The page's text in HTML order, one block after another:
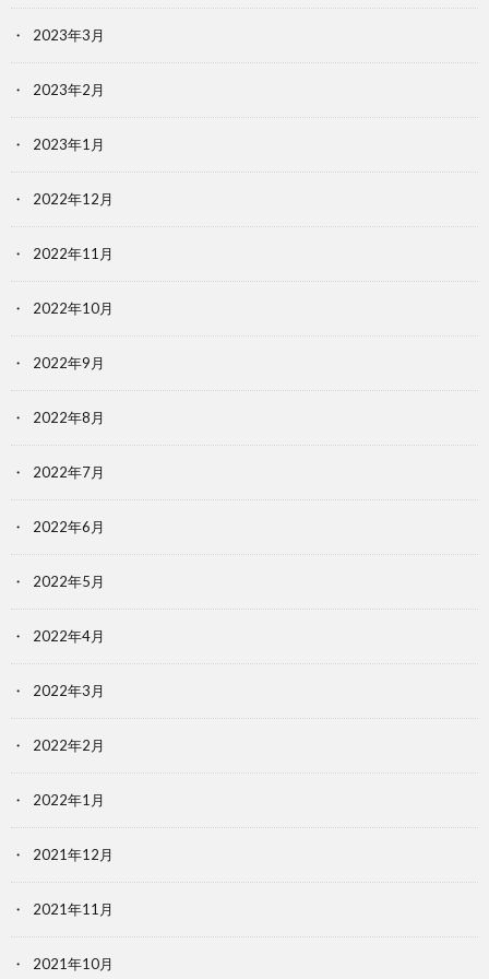
2023年3月
2023年2月
2023年1月
2022年12月
2022年11月
2022年10月
2022年9月
2022年8月
2022年7月
2022年6月
2022年5月
2022年4月
2022年3月
2022年2月
2022年1月
2021年12月
2021年11月
2021年10月